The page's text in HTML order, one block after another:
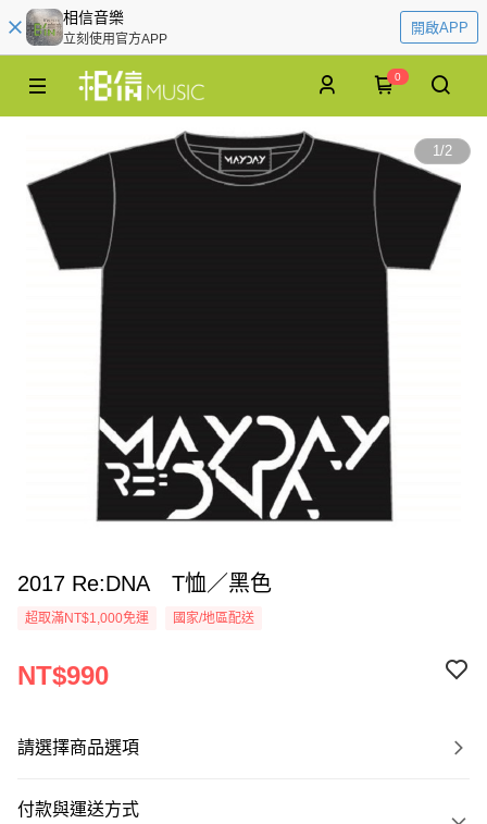
相信音樂
立刻使用官方APP
開啟APP
0
1/2
2017 Re:DNA T恤／黑色
超取滿NT$1,000免運 國家/地區配送
NT$990
請選擇商品選項
付款與運送方式